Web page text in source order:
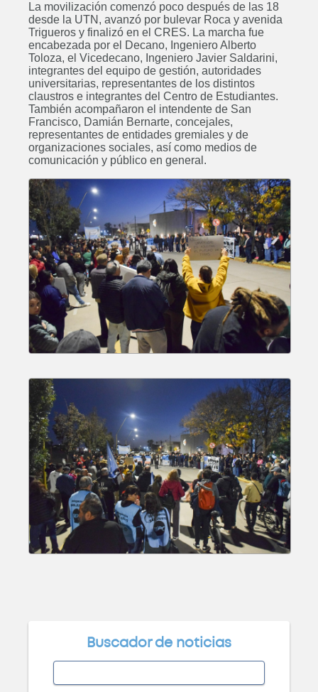
La movilización comenzó poco después de las 18
desde la UTN, avanzó por bulevar Roca y avenida
Trigueros y finalizó en el CRES. La marcha fue
encabezada por el Decano, Ingeniero Alberto
Toloza, el Vicedecano, Ingeniero Javier Saldarini,
integrantes del equipo de gestión, autoridades
universitarias, representantes de los distintos
claustros e integrantes del Centro de Estudiantes.
También acompañaron el intendente de San
Francisco, Damián Bernarte, concejales,
representantes de entidades gremiales y de
organizaciones sociales, así como medios de
comunicación y público en general.
Buscador de noticias
Posgrado: Especialización en
Docencia Universitaria
ABIERTO
Posgrado: Especialización en